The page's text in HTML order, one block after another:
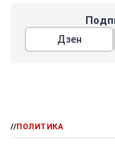
Дзен
//ПОЛИТИКА